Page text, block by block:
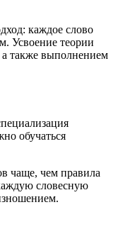
каждое слово
Усвоение теории
а также выполнением
обучаться
чаще, чем правила
словесную